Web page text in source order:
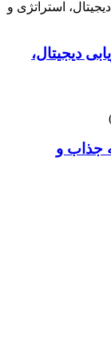
دیجیتال،
جذاب و